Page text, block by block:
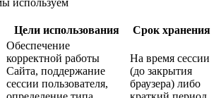
Цели использования Срок хранения
Обеспечение
корректной работы
Сайта, поддержание
сессии пользователя,
На время сессии
(до закрытия
браузера) либо